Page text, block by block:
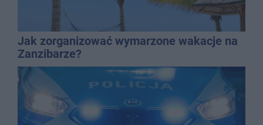
Jak zorganizować wymarzone wakacje na
Zanzibarze?